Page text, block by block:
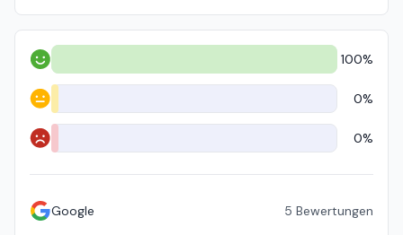
Positiv 100%
Neutral 0%
Negativ 0%
Google 5 Bewertungen